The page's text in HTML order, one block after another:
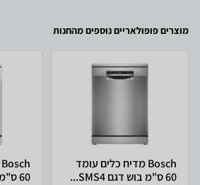
מוצרים פופולאריים נוספים מהחנות
Bosch מדיח כלים עומד
60 ס"מ בוש דגם SMS4...
60 ס"מ בוש דגם SMS4...